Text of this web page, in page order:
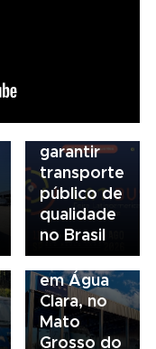
garantir
transporte
público de
qualidade
no Brasil
03/08/2026
Volvo
inaugura
concessionária
em Água
Clara, no
Mato
Grosso do